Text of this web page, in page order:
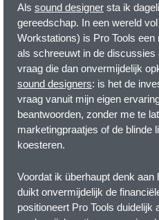
Als sound designer sta ik
gereedschap. In een wereld
Workstations) is Pro Tools
als schreeuwt in de
vraag die dan onvermijdelijk
sound designers: is het de
vraag vanuit mijn eigen
beantwoorden, zonder me te
marketingpraatjes of de blinde
koesteren.
Voordat ik überhaupt denk aan
duikt onvermijdelijk de
positioneert Pro Tools duidelijk